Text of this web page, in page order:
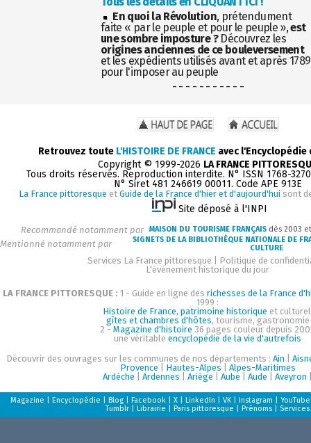
En quoi la Révolution, prétendument
faite « par le peuple et pour le peuple »,est
une sombre imposture ?Découvrez les
origines anciennes de ce bouleversement
et les expédients utilisés avant et après 1789
pour l'imposer au peuple
- - - - - - - - - - -
Retrouvez toute L'HISTOIRE DE FRANCE avec
Copyright © 1999-2026 LA FRANCE
Tous droits réservés. Reproduction interdite. N° ISSN 1768-
N° Siret 481 246619 00011. Code APE 913E
La France pittoresque et Guide de la France d'hier et d'aujourd'hui sont
Site déposé à l'INPI
Recommandé notamment par MAISON DU TOURISME FRANÇAIS dès 2003
Mentionné notamment par
SIGNETS DE LA BIBLIOTHÈQUE NATIONALE DE
CULTURE
Services La France pittoresque
Politique de
L'événement historique du jour
LA FRANCE PITTORESQUE : 1 - Guide en ligne des richesses de la France
1999 :
Histoire de France, patrimoine historique et
gîtes et chambres d'hôtes, tourisme, gastronomie
2 - Magazine d'histoire 36 pages couleur depuis
une véritableencyclopédie de la vie d'autrefois
Découvrir des ouvrages sur les communes de nos départements :Ain |
Provence
Hautes-Alpes
Alpes-Maritimes
Ardèche |Ardennes |Ariège |Aube |Aude |Aveyron
Magazine |Encyclopédie |Blog |Facebook |X |LinkedIn |VK |Instagram |YouTube
Tumblr |Librairie |Paris pittoresque |Prénoms Services